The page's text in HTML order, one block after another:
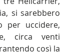
si sarebbero
per uccidere,
circa venti
così la